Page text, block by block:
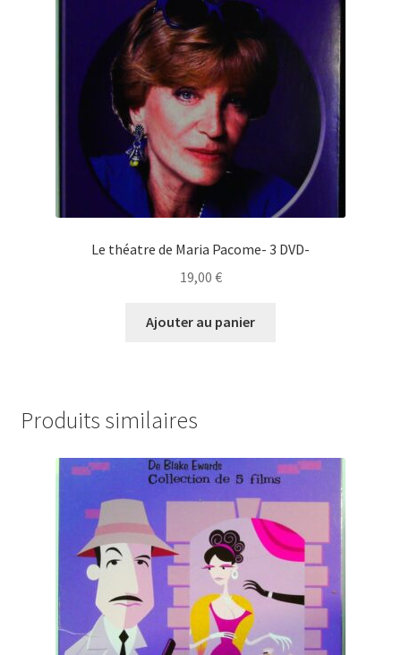
Le théatre de Maria Pacome- 3 DVD-
19,00 €
Ajouter au panier
Produits similaires